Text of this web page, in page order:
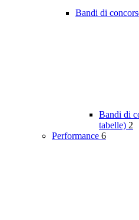
Bandi di
Bandi di
tabelle) 2
Performance 6